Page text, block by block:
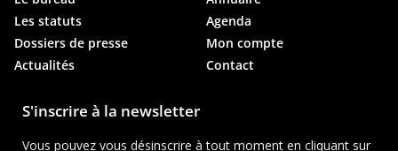
Les statuts
Dossiers de presse
Actualités
Agenda
Mon compte
Contact
S'inscrire à la newsletter
Vous pouvez vous désinscrire à tout moment en cliquant sur